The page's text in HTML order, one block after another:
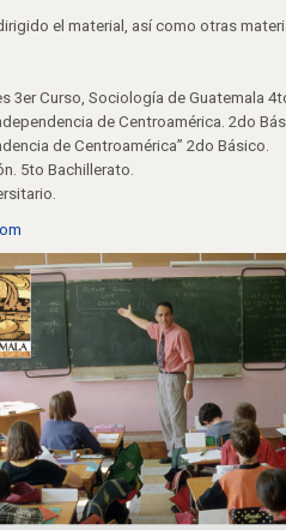
el material, así como otras
3er Curso, Sociología de Guatemala
de Centroamérica. 2do
de Centroamérica” 2do Básico.
5to Bachillerato.